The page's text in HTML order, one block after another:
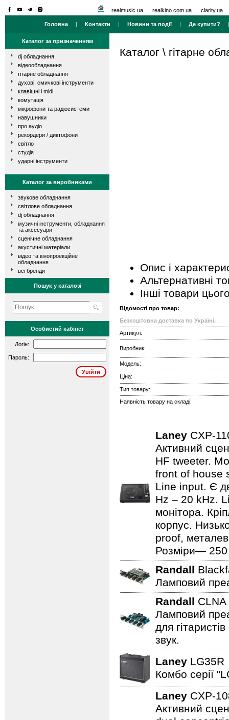
realmusic.ua realkino.com.ua clarity.ua
Головна | Контакти | Новини та події| Де купити?
Каталог за призначенням
dj обладнання
відеообладнання
гітарне обладнання
духові, смичкові інструменти
клавішні і midi
комутація
мікрофони та радіосистеми
навушники
про аудіо
рекордери / диктофони
світло
студія
ударні інструменти
Каталог за виробниками
звукове обладнання
світлове обладнання
dj обладнання
музичні інструменти, обладнання
та аксесуари
сценічне обладнання
акустичні матеріали
відео та кінопроекційне
обладнання
всі бренди
Пошук у каталозі
Особистий кабінет
Логін:
Пароль:
Каталог \ гітарне
Опис і
Альтернативні
Інші товари
Відомості про товар:
Безкоштовна доставка по Україні.
Артикул:
Виробник:
Модель:
Ціна:
Тип товару:
Наявність товару на складі:
Laney CXP-
Активний
HF tweeter.
front of house
Line input. Є
Hz – 20 kHz.
монітора.
корпус.
proof,
Розміри—
Randall
Ламповий
Randall
Ламповий
для
звук.
Laney
Комбо серії
Laney CXP-
Активний